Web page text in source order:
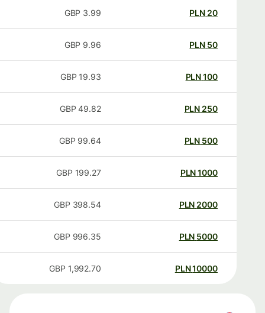
20
PLN
3.99
GBP
50
PLN
9.96
GBP
100
PLN
19.93
GBP
250
PLN
49.82
GBP
500
PLN
99.64
GBP
1000
PLN
199.27
GBP
2000
PLN
398.54
GBP
5000
PLN
996.35
GBP
10000
PLN
1,992.70
GBP